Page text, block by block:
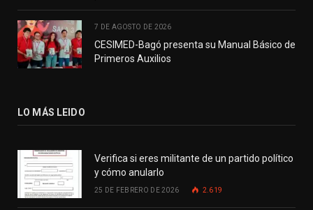
7 DE AGOSTO DE 2026
CESIMED-Bagó presenta su Manual Básico de
Primeros Auxilios
LO MÁS LEIDO
Verifica si eres militante de un partido político
y cómo anularlo
25 DE FEBRERO DE 2026 2.619